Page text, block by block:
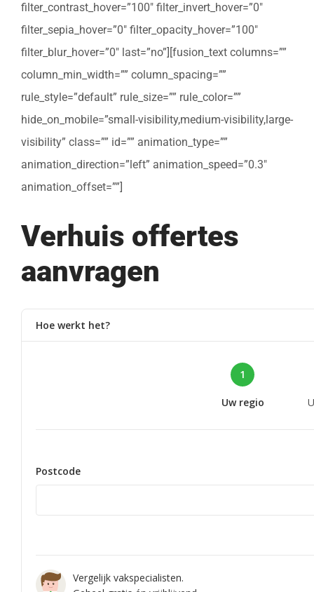
filter_contrast_hover=”100″ filter_invert_hover=”0″
filter_sepia_hover=”0″ filter_opacity_hover=”100″
filter_blur_hover=”0″ last=”no”][fusion_text columns=””
column_min_width=”” column_spacing=””
rule_style=”default” rule_size=”” rule_color=””
hide_on_mobile=”small-visibility,medium-visibility,large-
visibility” class=”” id=”” animation_type=””
animation_direction=”left” animation_speed=”0.3″
animation_offset=””]
Verhuis offertes
aanvragen